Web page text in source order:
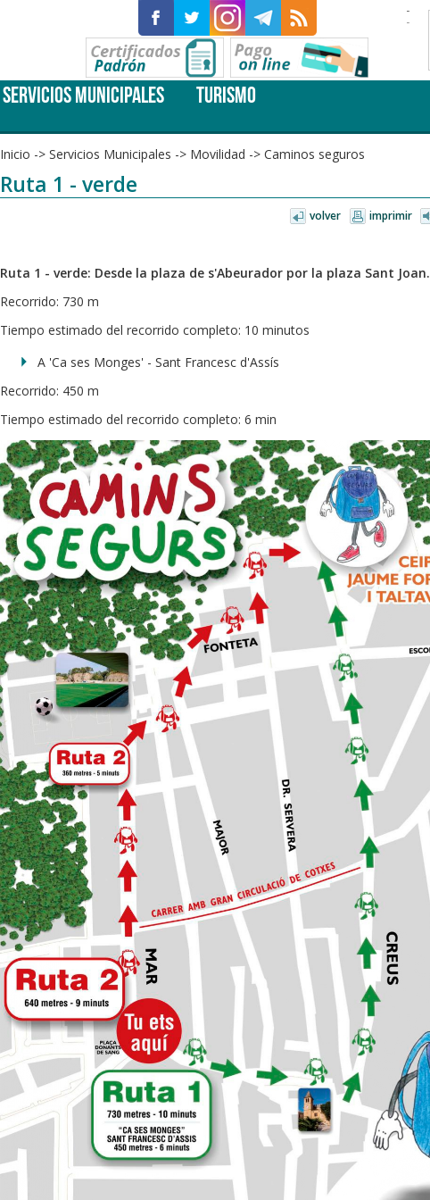
-
-
SERVICIOS MUNICIPALES TURISMO
Inicio -> Servicios Municipales -> Movilidad -> Caminos seguros
Ruta 1 - verde
volver imprimir
Ruta 1 - verde: Desde la plaza de s'Abeurador por la plaza Sant Joan.
Recorrido: 730 m
Tiempo estimado del recorrido completo: 10 minutos
A 'Ca ses Monges' - Sant Francesc d'Assís
Recorrido: 450 m
Tiempo estimado del recorrido completo: 6 min